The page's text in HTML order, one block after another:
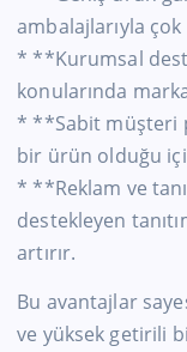
ambalajlarıyla
* **Kurumsal
konularında
* **Sabit müşteri
bir ürün olduğu
* **Reklam ve
destekleyen
artırır.
Bu avantajlar
ve yüksek getirili